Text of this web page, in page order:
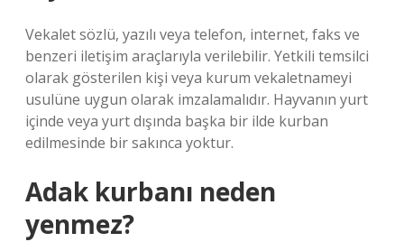
Vekalet sözlü, yazılı veya telefon, internet, faks ve
benzeri iletişim araçlarıyla verilebilir. Yetkili temsilci
olarak gösterilen kişi veya kurum vekaletnameyi
usulüne uygun olarak imzalamalıdır. Hayvanın yurt
içinde veya yurt dışında başka bir ilde kurban
edilmesinde bir sakınca yoktur.
Adak kurbanı neden
yenmez?